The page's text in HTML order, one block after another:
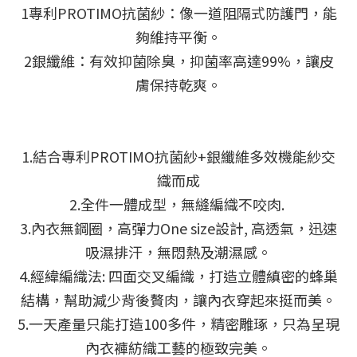
1專利PROTIMO抗菌紗：像一道阻隔式防護門，能
夠維持平衡。
2銀纖維：有效抑菌除臭，抑菌率高達99%，讓皮
膚保持乾爽。
1.結合專利PROTIMO抗菌紗+銀纖維多效機能紗交
織而成
2.全件一體成型，無縫編織不咬肉.
3.內衣無鋼圈，高彈力One size設計, 高透氣，迅速
吸濕排汗，無悶熱及潮濕感。
4.經緯編織法: 四面交叉編織，打造立體縝密的蜂巢
結構，幫助減少背後贅肉，讓內衣穿起來挺而美。
5.一天產量只能打造100多件，精密雕琢，只為呈現
內衣褲紡織工藝的極致完美。